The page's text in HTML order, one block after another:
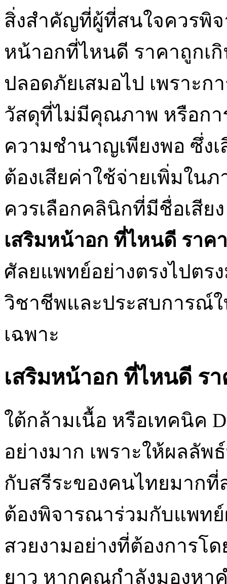
สิ่งสำคัญที่ผู้ที่สนใจควรพิจ
หน้าอกที่ไหนดี ราคาถูกเ
ปลอดภัยเสมอไป เพราะ
วัสดุที่ไม่มีคุณภาพ หรือก
ความชำนาญเพียงพอ ซึ่ง
ต้องเสียค่าใช้จ่ายเพิ่มใน
ควรเลือกคลินิกที่มีชื่อเสีย
เสริมหน้าอก ที่ไหนดี ราคา
ศัลยแพทย์อย่างตรงไปตร
วิชาชีพและประสบการณ์ใ
เฉพาะ
เสริมหน้าอก ที่ไหนดี ร
ใต้กล้ามเนื้อ หรือเทคนิค
อย่างมาก เพราะให้ผลลั
กับสรีระของคนไทยมากที่
ต้องพิจารณาร่วมกับแพท
สวยงามอย่างที่ต้องการโ
ยาว หากคุณกำลังมองหา